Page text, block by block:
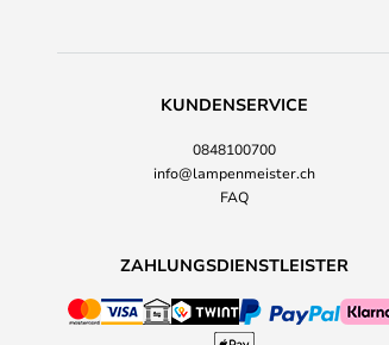
KUNDENSERVICE
0848100700
info@lampenmeister.ch
FAQ
ZAHLUNGSDIENSTLEISTER